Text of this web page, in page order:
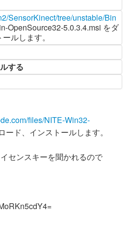
SensorKinect/tree/unstable/Bin
OpenSource32-5.0.3.4.msi をダ
ルします。
する
files/NITE-Win32-
ード、インストールします。
センスキーを聞かれるので